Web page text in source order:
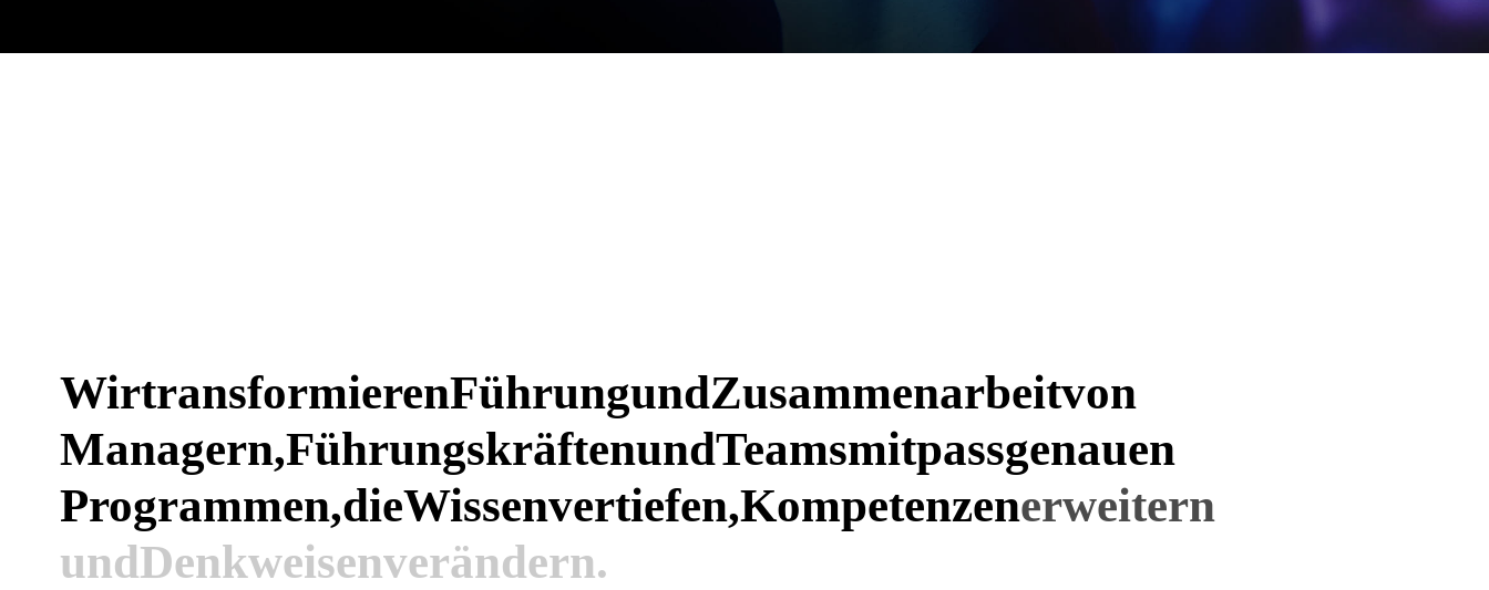
WirtransformierenFührungundZusammenarbeitvon
Managern,FührungskräftenundTeamsmitpassgenauen
Programmen,dieWissenvertiefen,Kompetenzenerweitern
undDenkweisenverändern.